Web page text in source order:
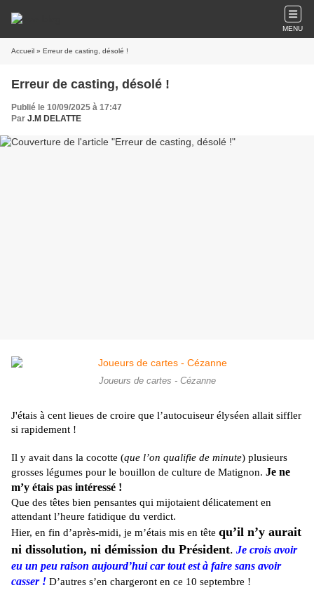
MENU
Accueil » Erreur de casting, désolé !
Erreur de casting, désolé !
Publié le 10/09/2025 à 17:47
Par J.M DELATTE
Joueurs de cartes - Cézanne
J'étais à cent lieues de croire que l’autocuiseur élyséen allait siffler
si rapidement !
Il y avait dans la cocotte (que l’on qualifie de minute) plusieurs
grosses légumes pour le bouillon de culture de Matignon. Je ne
m’y étais pas intéressé !
Que des têtes bien pensantes qui mijotaient délicatement en
attendant l’heure fatidique du verdict.
Hier, en fin d’après-midi, je m’étais mis en tête qu’il n’y aurait
ni dissolution, ni démission du Président. Je crois avoir
eu un peu raison aujourd’hui car tout est à faire sans avoir
casser ! D’autres s’en chargeront en ce 10 septembre !